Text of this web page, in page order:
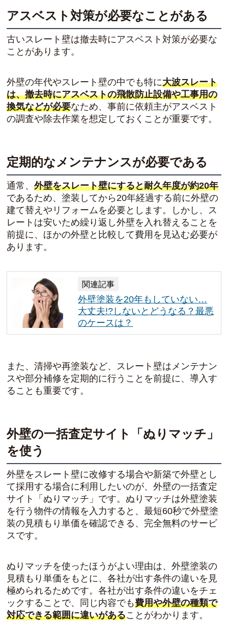
アスベスト対策が必要なことがある
古いスレート壁は撤去時にアスベスト対策が必要な
ことがあります。
外壁の年代やスレート壁の中でも特に大波スレート
は、撤去時にアスベストの飛散防止設備や工事用の
換気などが必要なため、事前に依頼主がアスベスト
の調査や除去作業を想定しておくことが重要です。
定期的なメンテナンスが必要である
通常、外壁をスレート壁にすると耐久年度が約20年
であるため、塗装してから20年経過する前に外壁の
建て替えやリフォームを必要とします。しかし、ス
レートは安いため繰り返し外壁を入れ替えることを
前提に、ほかの外壁と比較して費用を見込む必要が
あります。
関連記事
外壁塗装を20年もしていない…
大丈夫!?しないとどうなる？最悪
のケースは？
また、清掃や再塗装など、スレート壁はメンテナン
スや部分補修を定期的に行うことを前提に、導入す
ることも重要です。
外壁の一括査定サイト「ぬりマッチ」
を使う
外壁をスレート壁に改修する場合や新築で外壁とし
て採用する場合に利用したいのが、外壁の一括査定
サイト「ぬりマッチ」です。ぬりマッチは外壁塗装
を行う物件の情報を入力すると、最短60秒で外壁塗
装の見積もり単価を確認できる、完全無料のサービ
スです。
ぬりマッチを使ったほうがよい理由は、外壁塗装の
見積もり単価をもとに、各社が出す条件の違いを見
極められるためです。各社が出す条件の違いをチェ
ックすることで、同じ内容でも費用や外壁の種類で
対応できる範囲に違いがあることがわかります。